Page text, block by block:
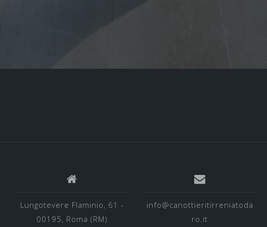
Lungotevere Flaminio, 61 -
00195, Roma (RM)
info@canottieritirreniatoda
ro.it